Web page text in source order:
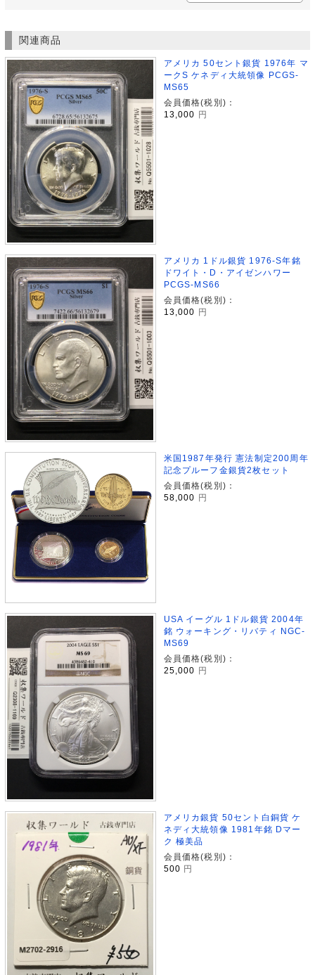
関連商品
アメリカ 50セント銀貨 1976年 マ
ークS ケネディ大統領像 PCGS-
MS65
会員価格(税別)：
13,000
円
アメリカ 1ドル銀貨 1976-S年銘
ドワイト・D・アイゼンハワー
PCGS-MS66
会員価格(税別)：
13,000
円
米国1987年発行 憲法制定200周年
記念プルーフ金銀貨2枚セット
会員価格(税別)：
58,000
円
USA イーグル 1ドル銀貨 2004年
銘 ウォーキング・リバティ NGC-
MS69
会員価格(税別)：
25,000
円
アメリカ銀貨 50セント白銅貨 ケ
ネディ大統領像 1981年銘 Dマー
ク 極美品
会員価格(税別)：
500 円